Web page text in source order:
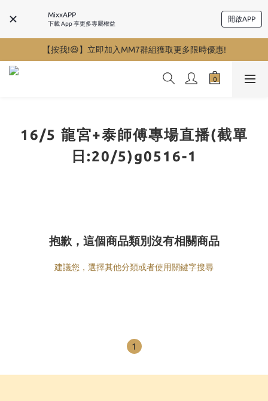
MixxAPP
下載 App 享更多專屬權益
開啟APP
【按我!😆】立即加入MM7群組獲取更多限時優惠!
16/5 龍宮+泰師傅專場直播(截單
日:20/5)g0516-1
抱歉，這個商品類別沒有相關商品
建議您，選擇其他分類或者使用關鍵字搜尋
1